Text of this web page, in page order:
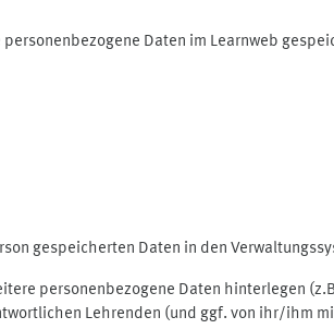
Daten im Learnweb
gespeicherten Daten in den
personenbezogene Daten hinterlegen
Lehrenden (und ggf. von ihr/ihm